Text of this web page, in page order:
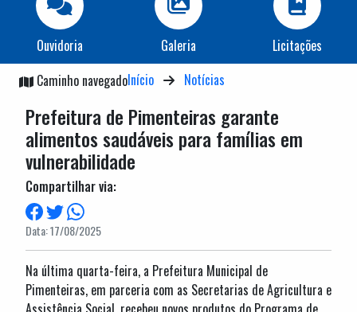
Ouvidoria Galeria
Licitações
Caminho navegadoInício Notícias
Prefeitura de Pimenteiras garante
alimentos saudáveis para famílias em
vulnerabilidade
Compartilhar via:
Data: 17/08/2025
Na última quarta-feira, a Prefeitura Municipal de
Pimenteiras, em parceria com as Secretarias de Agricultura e